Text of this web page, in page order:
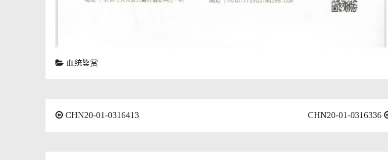
血统鉴赏
文CHN20-01-0316413 CHN20-01-0316336